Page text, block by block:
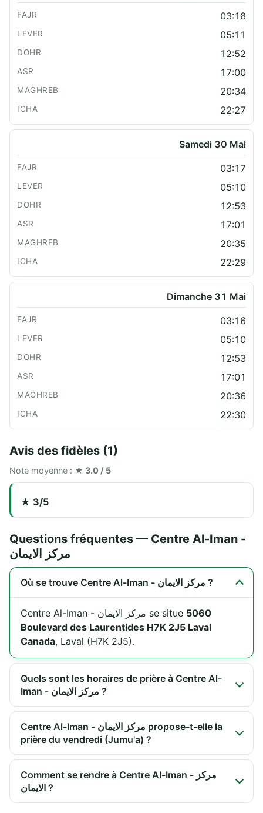
03:18
05:11
12:52
17:00
20:34
22:27
Samedi 30 Mai
03:17
05:10
12:53
17:01
20:35
22:29
Dimanche 31 Mai
03:16
05:10
12:53
17:01
20:36
22:30
Avis des fidèles (1)
Note moyenne : ★ 3.0 / 5
★ 3/5
Questions fréquentes — Centre Al-Iman -
مركز الايمان
Où se trouve Centre Al-Iman - مركز الايمان ?
Centre Al-Iman - مركز الايمان se situe 5060
Boulevard des Laurentides H7K 2J5 Laval
Canada, Laval (H7K 2J5).
Quels sont les horaires de prière à Centre Al-
Iman - مركز الايمان ?
Centre Al-Iman - مركز الايمان propose-t-elle la
prière du vendredi (Jumu'a) ?
Comment se rendre à Centre Al-Iman - مركز
الايمان ?